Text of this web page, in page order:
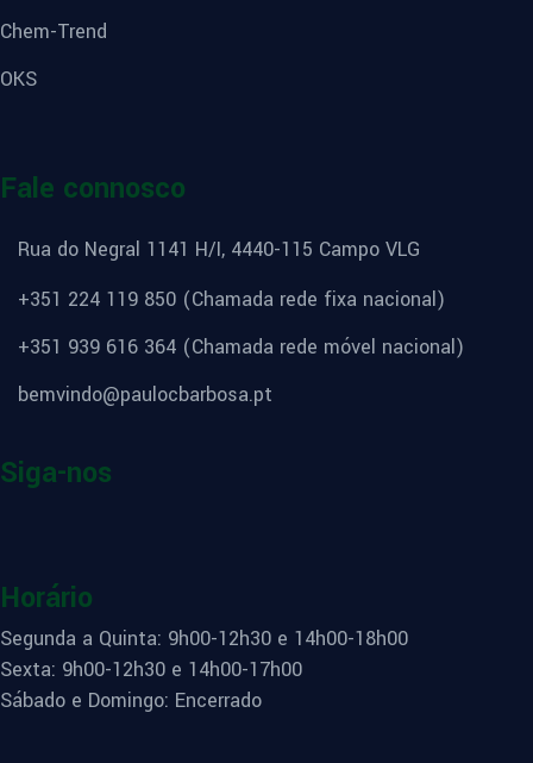
Chem-Trend
OKS
Fale connosco
Rua do Negral 1141 H/I, 4440-115 Campo VLG
+351 224 119 850 (Chamada rede fixa nacional)
+351 939 616 364 (Chamada rede móvel nacional)
bemvindo@paulocbarbosa.pt
Siga-nos
Horário
Segunda a Quinta: 9h00-12h30 e 14h00-18h00
Sexta: 9h00-12h30 e 14h00-17h00
Sábado e Domingo: Encerrado